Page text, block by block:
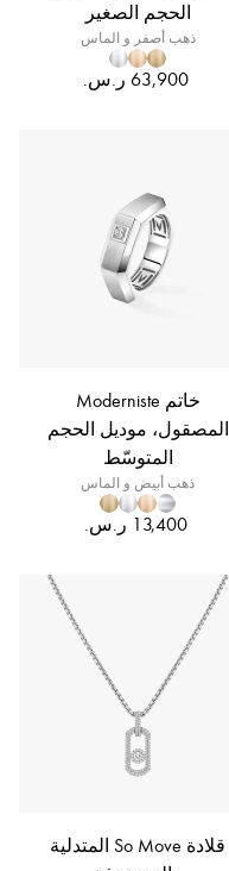
الحجم الصغير
ذهب أصفر و الماس
‏63,900 ر.س.‏
خاتم Moderniste
المصقول، موديل الحجم
المتوسّط
ذهب أبيض و الماس
‏13,400 ر.س.‏
قلادة So Move المتدلية